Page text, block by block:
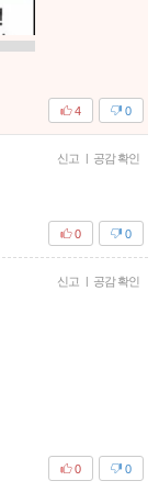
0
4
신고 | 공감 확인
0
0
신고 | 공감 확인
0
0